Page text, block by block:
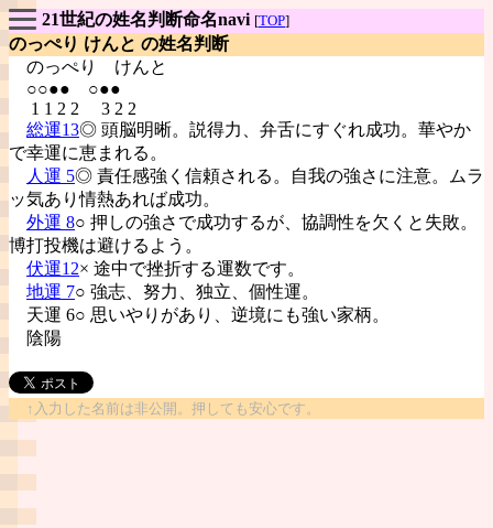
21世紀の姓名判断命名navi [TOP]
のっぺり けんと の姓名判断
のっぺり けんと
○○●● ○●●
1 1 2 2 3 2 2
総運13◎ 頭脳明晰。説得力、弁舌にすぐれ成功。華やか
で幸運に恵まれる。
人運 5◎ 責任感強く信頼される。自我の強さに注意。ムラ
ッ気あり情熱あれば成功。
外運 8○ 押しの強さで成功するが、協調性を欠くと失敗。
博打投機は避けるよう。
伏運12× 途中で挫折する運数です。
地運 7○ 強志、努力、独立、個性運。
天運 6○ 思いやりがあり、逆境にも強い家柄。
陰陽
↑入力した名前は非公開。押しても安心です。